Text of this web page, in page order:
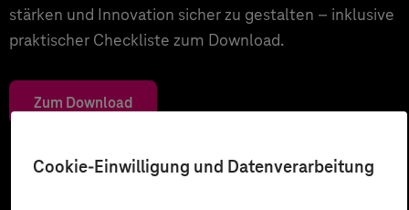
Cookie-Einwilligung und Datenverarbeitung
stärken und Innovation sicher zu gestalten – inklusive
praktischer Checkliste zum Download.
Zum Download